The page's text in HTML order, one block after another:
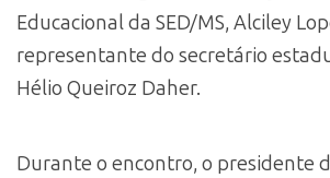
Educacional da SED/MS, Alciley
representante do secretário
Hélio Queiroz Daher.
Durante o encontro, o presidente